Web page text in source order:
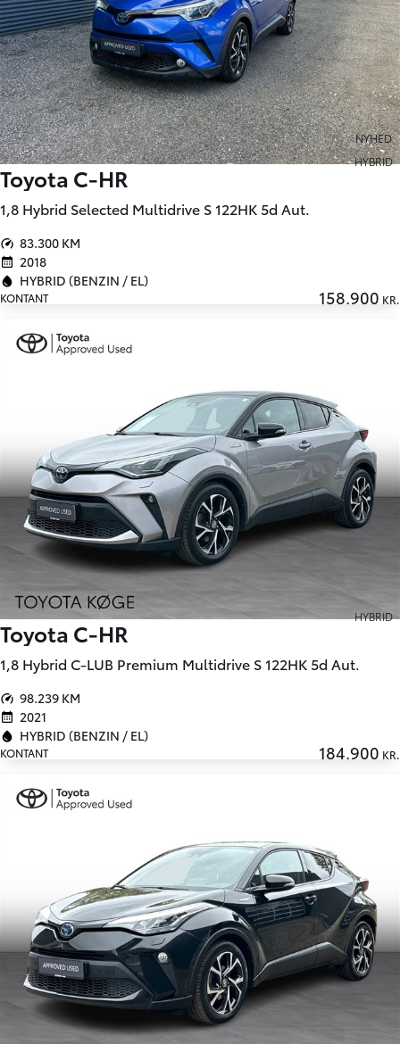
NYHED
HYBRID
Toyota C-HR
1,8 Hybrid Selected Multidrive S 122HK 5d Aut.
83.300 KM
2018
HYBRID (BENZIN / EL)
KONTANT 158.900 KR.
HYBRID
Toyota C-HR
1,8 Hybrid C-LUB Premium Multidrive S 122HK 5d Aut.
98.239 KM
2021
HYBRID (BENZIN / EL)
KONTANT 184.900 KR.